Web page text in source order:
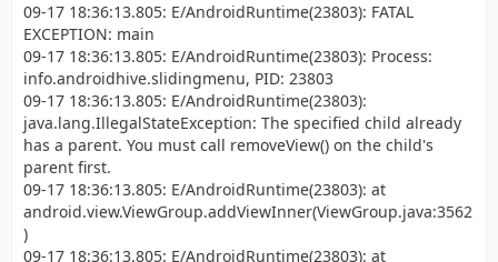
09-17 18:36:13.805: E/AndroidRuntime(23803): FATAL
EXCEPTION: main
09-17 18:36:13.805: E/AndroidRuntime(23803): Process:
info.androidhive.slidingmenu, PID: 23803
09-17 18:36:13.805: E/AndroidRuntime(23803):
java.lang.IllegalStateException: The specified child already
has a parent. You must call removeView() on the child's
parent first.
09-17 18:36:13.805: E/AndroidRuntime(23803): at
android.view.ViewGroup.addViewInner(ViewGroup.java:3562
)
09-17 18:36:13.805: E/AndroidRuntime(23803): at